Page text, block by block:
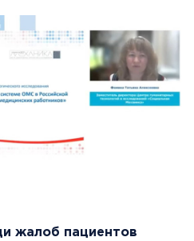
жалоб пациентов